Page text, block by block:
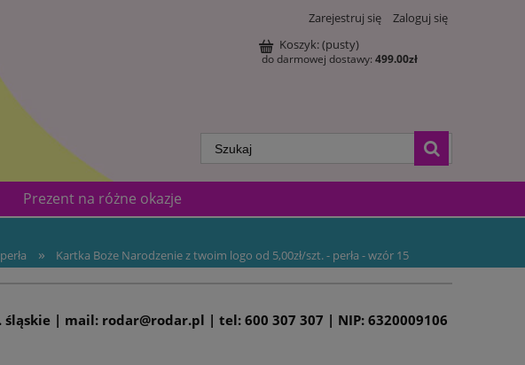
Zarejestruj się
Zaloguj się
Koszyk:(pusty)
do darmowej dostawy: 499.00zł
Prezent na różne okazje
» Kartka Boże Narodzenie z twoim logo od 5,00zł/szt. - perła - wzór 15
| mail: rodar@rodar.pl | tel: 600 307 307 | NIP: 6320009106